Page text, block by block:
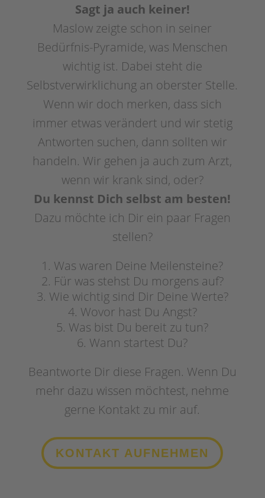
Sagt ja auch keiner!
Maslow zeigte schon in seiner
Bedürfnis-Pyramide, was Menschen
wichtig ist. Dabei steht die
Selbstverwirklichung an oberster Stelle.
Wenn wir doch merken, dass sich
immer etwas verändert und wir stetig
Antworten suchen, dann sollten wir
handeln. Wir gehen ja auch zum Arzt,
wenn wir krank sind, oder?
Du kennst Dich selbst am besten!
Dazu möchte ich Dir ein paar Fragen
stellen?
Was waren Deine Meilensteine?
Für was stehst Du morgens auf?
Wie wichtig sind Dir Deine Werte?
Wovor hast Du Angst?
Was bist Du bereit zu tun?
Wann startest Du?
Beantworte Dir diese Fragen. Wenn Du
mehr dazu wissen möchtest, nehme
gerne Kontakt zu mir auf.
KONTAKT AUFNEHMEN